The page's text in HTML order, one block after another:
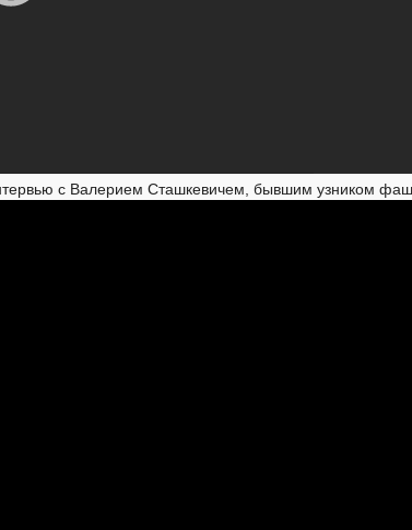
с Валерием Сташкевичем, бывшим узником